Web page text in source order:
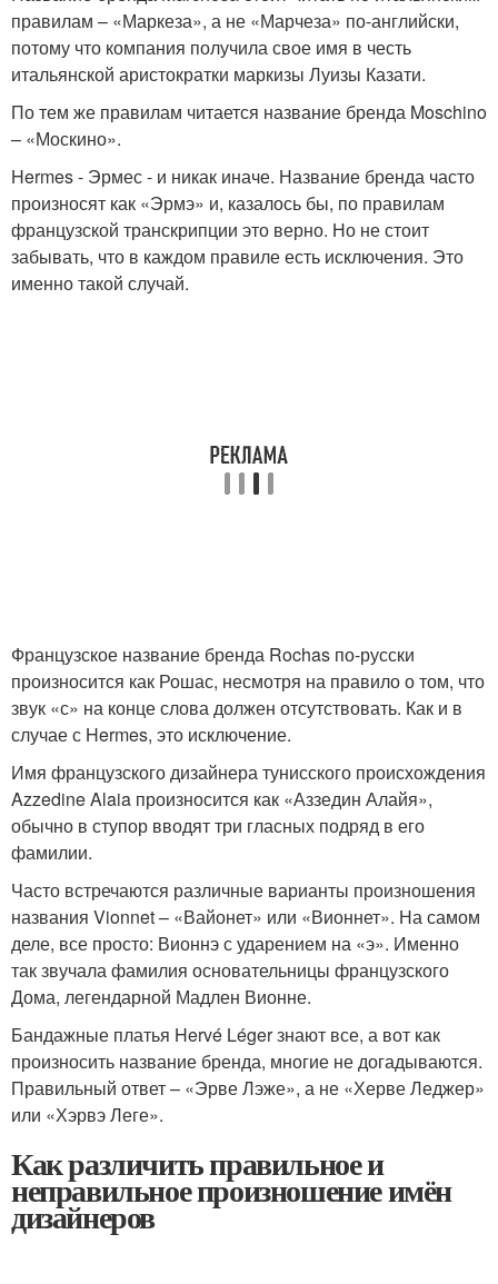
правилам – «Маркеза», а не «Марчеза» по-английски,
потому что компания получила свое имя в честь
итальянской аристократки маркизы Луизы Казати.
По тем же правилам читается название бренда Moschino
– «Москино».
Hermes - Эрмес - и никак иначе. Название бренда часто
произносят как «Эрмэ» и, казалось бы, по правилам
французской транскрипции это верно. Но не стоит
забывать, что в каждом правиле есть исключения. Это
именно такой случай.
Французское название бренда Rochas по-русски
произносится как Рошас, несмотря на правило о том, что
звук «с» на конце слова должен отсутствовать. Как и в
случае с Hermes, это исключение.
Имя французского дизайнера тунисского происхождения
Azzedine Alaia произносится как «Аззедин Алайя»,
обычно в ступор вводят три гласных подряд в его
фамилии.
Часто встречаются различные варианты произношения
названия Vionnet – «Вайонет» или «Вионнет». На самом
деле, все просто: Вионнэ с ударением на «э». Именно
так звучала фамилия основательницы французского
Дома, легендарной Мадлен Вионне.
Бандажные платья Hervé Léger знают все, а вот как
произносить название бренда, многие не догадываются.
Правильный ответ – «Эрве Лэже», а не «Херве Леджер»
или «Хэрвэ Леге».
Как различить правильное и
неправильное произношение имён
дизайнеров